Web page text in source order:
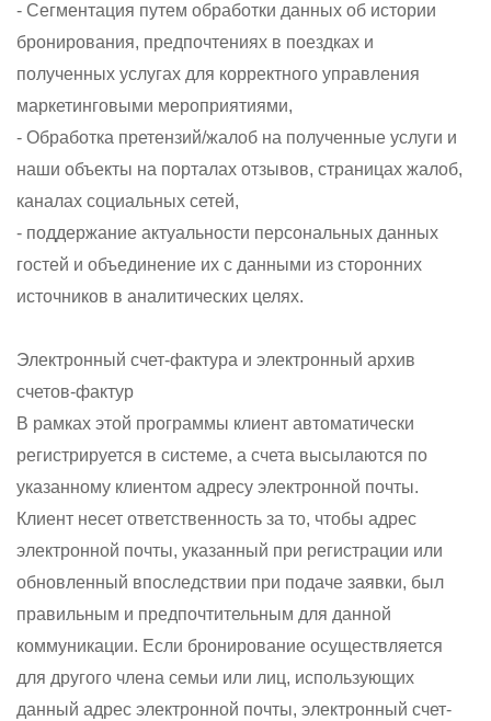
- Сегментация путем обработки данных об истории
бронирования, предпочтениях в поездках и
полученных услугах для корректного управления
маркетинговыми мероприятиями,
- Обработка претензий/жалоб на полученные услуги и
наши объекты на порталах отзывов, страницах жалоб,
каналах социальных сетей,
- поддержание актуальности персональных данных
гостей и объединение их с данными из сторонних
источников в аналитических целях.
Электронный счет-фактура и электронный архив
счетов-фактур
В рамках этой программы клиент автоматически
регистрируется в системе, а счета высылаются по
указанному клиентом адресу электронной почты.
Клиент несет ответственность за то, чтобы адрес
электронной почты, указанный при регистрации или
обновленный впоследствии при подаче заявки, был
правильным и предпочтительным для данной
коммуникации. Если бронирование осуществляется
для другого члена семьи или лиц, использующих
данный адрес электронной почты, электронный счет-